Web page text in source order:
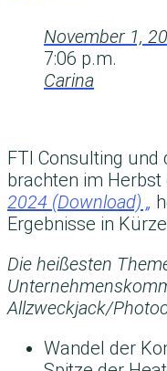
November 1,
7:06 p.m.
Carina
FTI Consulting und
brachten im Herbst
2024 (Download) „
Ergebnisse in
Die heißesten
Allzweckjack/
Wandel der